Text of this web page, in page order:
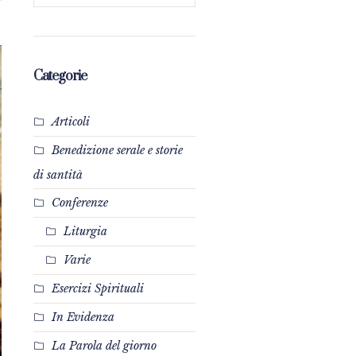
Categorie
Articoli
Benedizione serale e storie
di santità
Conferenze
Liturgia
Varie
Esercizi Spirituali
In Evidenza
La Parola del giorno